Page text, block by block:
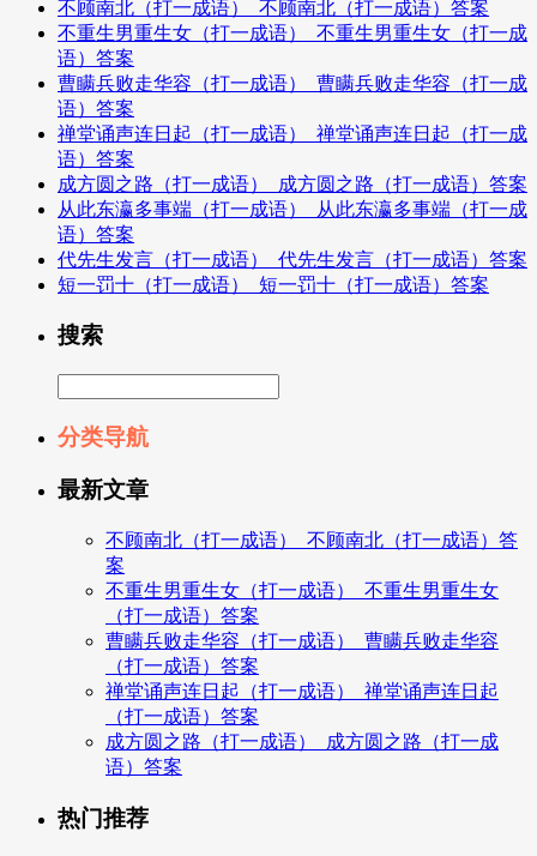
不顾南北（打一成语）_不顾南北（打一成语）答案
不重生男重生女（打一成语）_不重生男重生女（打一成
语）答案
曹瞒兵败走华容（打一成语）_曹瞒兵败走华容（打一成
语）答案
禅堂诵声连日起（打一成语）_禅堂诵声连日起（打一成
语）答案
成方圆之路（打一成语）_成方圆之路（打一成语）答案
从此东瀛多事端（打一成语）_从此东瀛多事端（打一成
语）答案
代先生发言（打一成语）_代先生发言（打一成语）答案
短一罚十（打一成语）_短一罚十（打一成语）答案
搜索
分类导航
最新文章
不顾南北（打一成语）_不顾南北（打一成语）答
案
不重生男重生女（打一成语）_不重生男重生女
（打一成语）答案
曹瞒兵败走华容（打一成语）_曹瞒兵败走华容
（打一成语）答案
禅堂诵声连日起（打一成语）_禅堂诵声连日起
（打一成语）答案
成方圆之路（打一成语）_成方圆之路（打一成
语）答案
热门推荐